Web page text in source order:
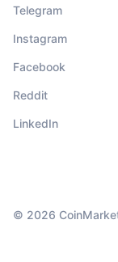
Telegram
Instagram
Facebook
Reddit
LinkedIn
© 2026